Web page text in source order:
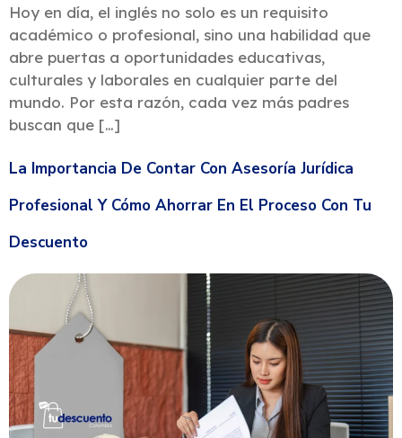
Hoy en día, el inglés no solo es un requisito
académico o profesional, sino una habilidad que
abre puertas a oportunidades educativas,
culturales y laborales en cualquier parte del
mundo. Por esta razón, cada vez más padres
buscan que […]
La Importancia De Contar Con Asesoría Jurídica
Profesional Y Cómo Ahorrar En El Proceso Con Tu
Descuento